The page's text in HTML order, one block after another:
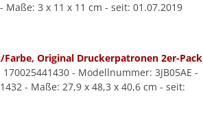
Maße: 3 x 11 x 11 cm - seit: 01.07.2019
Farbe, Original Druckerpatronen 2er-Pack
- Modellnummer: 3JB05AE -
- Maße: 27,9 x 48,3 x 40,6 cm - seit: